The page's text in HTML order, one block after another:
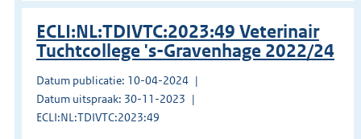
ECLI:NL:TDIVTC:2023:49 Veterinair
Tuchtcollege 's-Gravenhage 2022/24
Datum publicatie: 10-04-2024
Datum uitspraak: 30-11-2023
ECLI:NL:TDIVTC:2023:49